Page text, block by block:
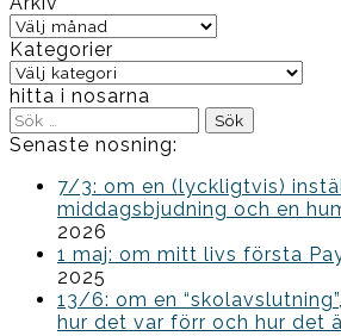
Arkiv
Kategorier
Kategorier
hitta i nosarna
Sök
efter:
Senaste nosning:
7/3: om en (lyckligtvis)
middagsbjudning och en
2026
1 maj: om mitt livs första
2025
13/6: om en
hur det var förr och hur det